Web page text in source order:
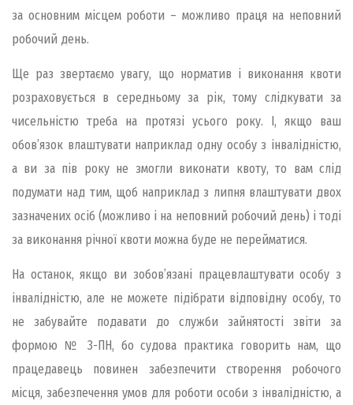
за основним місцем роботи – можливо праця на неповний
робочий день.
Ще раз звертаємо увагу, що норматив і виконання квоти
розраховується в середньому за рік, тому слідкувати за
чисельністю треба на протязі усього року. І, якщо ваш
обов’язок влаштувати наприклад одну особу з інвалідністю,
а ви за пів року не змогли виконати квоту, то вам слід
подумати над тим, щоб наприклад з липня влаштувати двох
зазначених осіб (можливо і на неповний робочий день) і тоді
за виконання річної квоти можна буде не перейматися.
На останок, якщо ви зобов’язані працевлаштувати особу з
інвалідністю, але не можете підібрати відповідну особу, то
не забувайте подавати до служби зайнятості звіти за
формою № 3-ПН, бо судова практика говорить нам, що
працедавець повинен забезпечити створення робочого
місця, забезпечення умов для роботи особи з інвалідністю, а